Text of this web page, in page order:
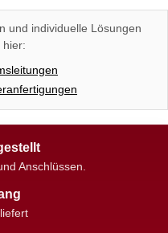
und individuelle Lösungen
hier:
Anschlüssen.